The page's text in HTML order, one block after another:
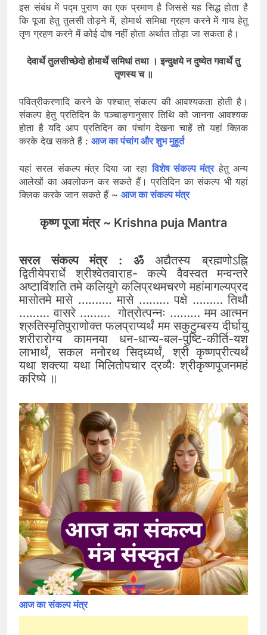
इस संबंध में पद्म पुराण का एक प्रमाण है जिससे यह सिद्ध होता है
कि पूजा हेतु तुलसी तोड़ने में, होमार्थ समिधा ग्रहण करने में गाय हेतु
तृण ग्रहण करने में कोई दोष नहीं होता अर्थात तोड़ा जा सकता है।
देवार्थे तुलसीच्छेदो होमार्थे समिधां तथा । इन्दुक्षये न दुष्येत गवार्थे तु
तृणस्य च ॥
पवित्रीकरणादि करने के पश्चात् संकल्प की आवश्यकता होती है।
संकल्प हेतु प्रतिदिन के पञ्चाङ्गानुसार तिथि को जानना आवश्यक
होता है यदि आप प्रतिदिन का पंचांग देखना चाहें तो यहां क्लिक
करके देख सकते हैं : आज का पंचांग और शुभ मुहूर्त
यहां सरल संकल्प मंत्र दिया जा रहाविशेष संकल्प मंत्रहेतु अन्य
आलेखों का अवलोकन कर सकते हैं। प्रतिदिन का संकल्प भी यहां
क्लिक करके जान सकते हैं ~ आज का संकल्प मंत्र
कृष्ण पूजा मंत्र ~ Krishna puja Mantra
सरल संकल्प मंत्र : ॐअद्यैतस्य ब्रह्मणोऽह्नि
द्वितीयेपरार्धे श्रीश्वेतवाराह- कल्पे वैवस्वत मन्वन्तरे
अष्टाविंशति तमे कलियुगे कलिप्रथमचरणे महांमागल्यप्रद
मासोतमे मासे ………. मासे ……… पक्षे ……… तिथौ
……… वासरे ……… गोत्रोत्पन्नः ……… मम आत्मन
श्रुतिस्मृतिपुराणोक्त फलप्राप्यर्थं मम सकुटुम्बस्य दीर्घायु
शरीरारोग्य कामनया धन-धान्य-बल-पुष्टि-कीर्ति-यश
लाभार्थं, सकल मनोरथ सिद्ध्यर्थं, श्री कृष्णप्रीत्यर्थं
यथा शक्त्या यथा मिलितोपचार द्रव्यैः श्रीकृष्णपूजनमहं
करिष्ये ॥
आज का संकल्प मंत्र